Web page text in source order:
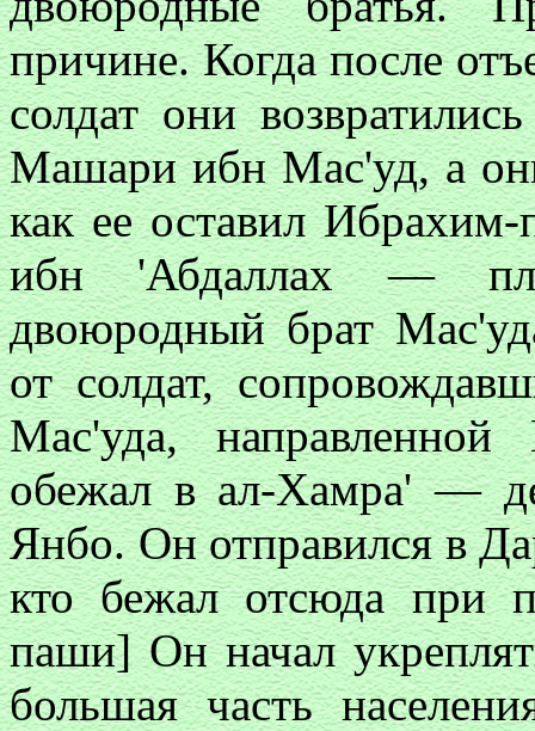
причине. Когда после
солдат они
Машари ибн Мас'уд, а
как ее оставил
ибн 'Абдаллах —
двоюродный брат
от солдат,
Мас'уда,
обежал в ал-Хамра' —
Янбо. Он отправился в
кто бежал отсюда при
паши] Он начал
большая часть